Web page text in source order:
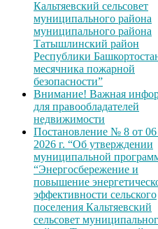
Кальтяевский сельсовет
муниципального района
муниципального района
Татышлинский район
Республики
месячника пожарной
безопасности”
Внимание! Важная
для правообладателей
недвижимости
Постановление № 8 от 06
2026 г. “Об утверждении
муниципальной
“Энергосбережение и
повышение
эффективности сельского
поселения Кальтяевский
сельсовет